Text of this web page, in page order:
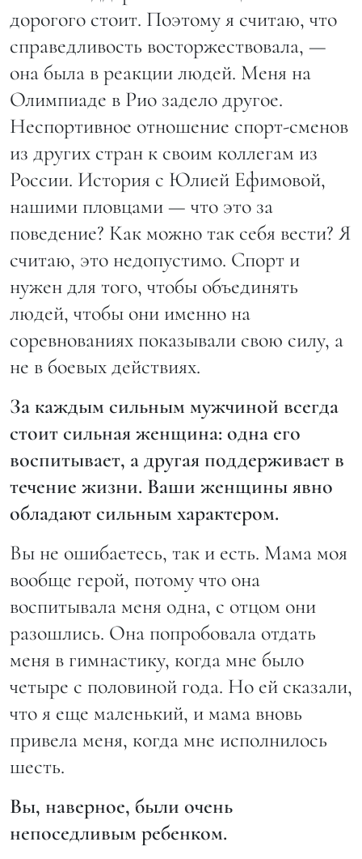
дорогого стоит. Поэтому я считаю, что
справедливость восторжествовала, —
она была в реакции людей. Меня на
Олимпиаде в Рио задело другое.
Неспортивное отношение спорт-сменов
из других стран к своим коллегам из
России. История с Юлией Ефимовой,
нашими пловцами — что это за
поведение? Как можно так себя вести? Я
считаю, это недопустимо. Спорт и
нужен для того, чтобы объединять
людей, чтобы они именно на
соревнованиях показывали свою силу, а
не в боевых действиях.
За каждым сильным мужчиной всегда
стоит сильная женщина: одна его
воспитывает, а другая поддерживает в
течение жизни. Ваши женщины явно
обладают сильным характером.
Вы не ошибаетесь, так и есть. Мама моя
вообще герой, потому что она
воспитывала меня одна, с отцом они
разошлись. Она попробовала отдать
меня в гимнастику, когда мне было
четыре с половиной года. Но ей сказали,
что я еще маленький, и мама вновь
привела меня, когда мне исполнилось
шесть.
Вы, наверное, были очень
непоседливым ребенком.